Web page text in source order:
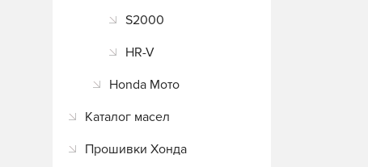
S2000
HR-V
Honda Мото
Каталог масел
Прошивки Хонда